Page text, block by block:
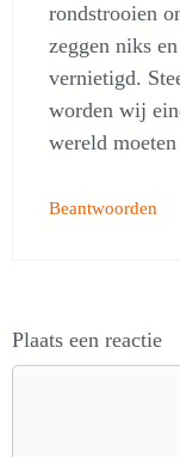
rondstrooien
zeggen niks
vernietigd.
worden wij
wereld
Beantwoorden
Plaats een reactie